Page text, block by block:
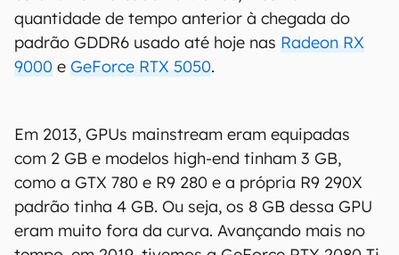
quantidade de tempo anterior à chegada do
padrão GDDR6 usado até hoje nas Radeon RX
9000 e GeForce RTX 5050.
Em 2013, GPUs mainstream eram equipadas
com 2 GB e modelos high-end tinham 3 GB,
como a GTX 780 e R9 280 e a própria R9 290X
padrão tinha 4 GB. Ou seja, os 8 GB dessa GPU
eram muito fora da curva. Avançando mais no